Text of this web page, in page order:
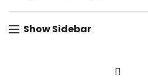
Show Sidebar